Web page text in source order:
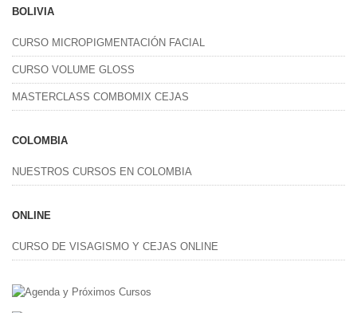
BOLIVIA
CURSO MICROPIGMENTACIÓN FACIAL
CURSO VOLUME GLOSS
MASTERCLASS COMBOMIX CEJAS
COLOMBIA
NUESTROS CURSOS EN COLOMBIA
ONLINE
CURSO DE VISAGISMO Y CEJAS ONLINE